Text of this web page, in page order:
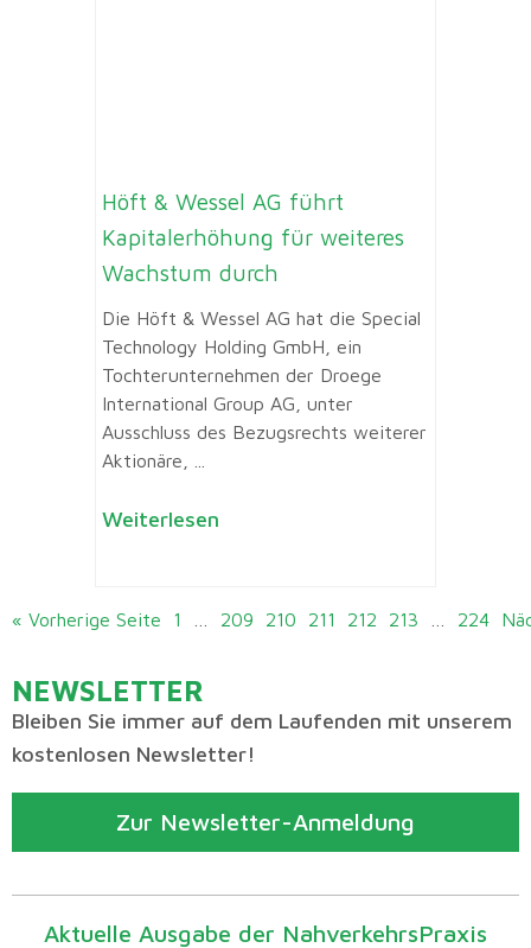
Höft & Wessel AG führt
Kapitalerhöhung für weiteres
Wachstum durch
Die Höft & Wessel AG hat die Special
Technology Holding GmbH, ein
Tochterunternehmen der Droege
International Group AG, unter
Ausschluss des Bezugsrechts weiterer
Aktionäre, ...
Weiterlesen
« Vorherige Seite 1 209 210 211 212 213 224
NEWSLETTER
Bleiben Sie immer auf dem Laufenden mit unserem
kostenlosen Newsletter!
Zur Newsletter-Anmeldung
Aktuelle Ausgabe der NahverkehrsPraxis